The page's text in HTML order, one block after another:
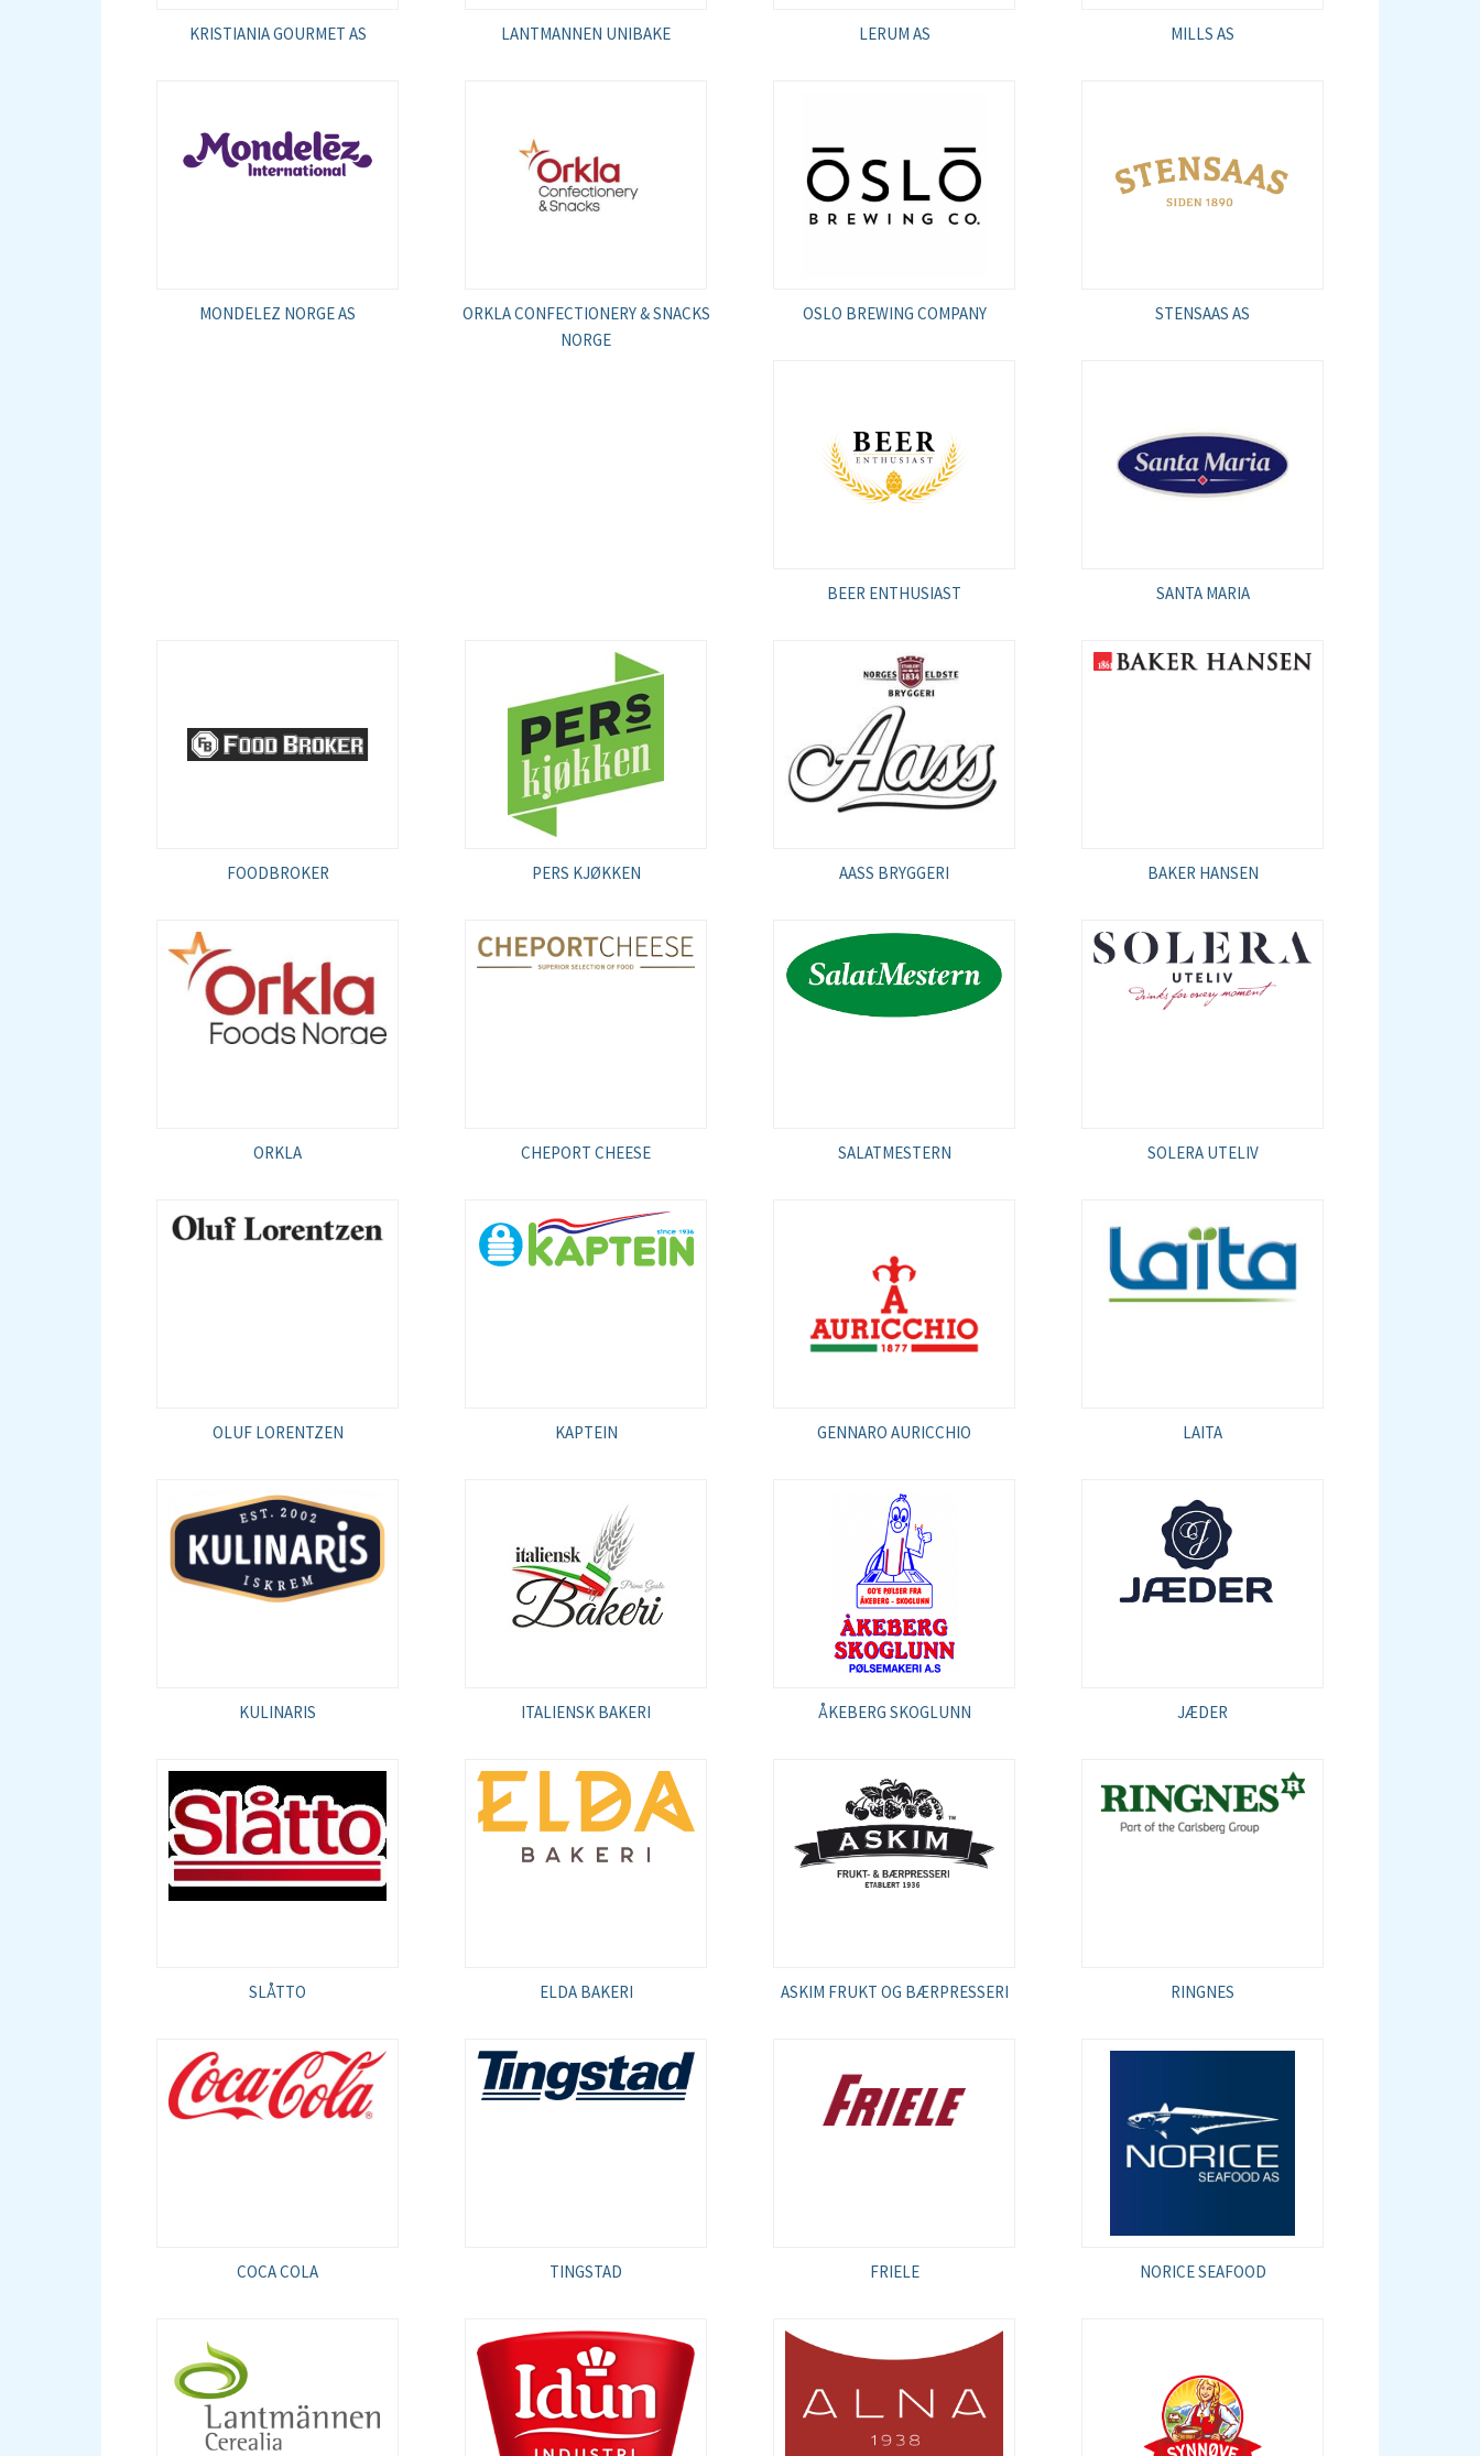
KRISTIANIA GOURMET AS LANTMANNEN UNIBAKE LERUM AS MILLS AS
MONDELEZ NORGE AS
ORKLA CONFECTIONERY & SNACKS
NORGE
OSLO BREWING COMPANY STENSAAS AS
BEER ENTHUSIAST SANTA MARIA
FOODBROKER PERS KJØKKEN AASS BRYGGERI BAKER HANSEN
ORKLA CHEPORT CHEESE SALATMESTERN SOLERA UTELIV
OLUF LORENTZEN KAPTEIN GENNARO AURICCHIO LAITA
KULINARIS ITALIENSK BAKERI ÅKEBERG SKOGLUNN JÆDER
SLÅTTO ELDA BAKERI ASKIM FRUKT OG BÆRPRESSERI RINGNES
COCA COLA TINGSTAD FRIELE NORICE SEAFOOD